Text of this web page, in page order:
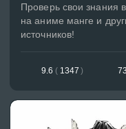
Проверь свои знания
на аниме манге и
источников!
9.6 ( 1347 )